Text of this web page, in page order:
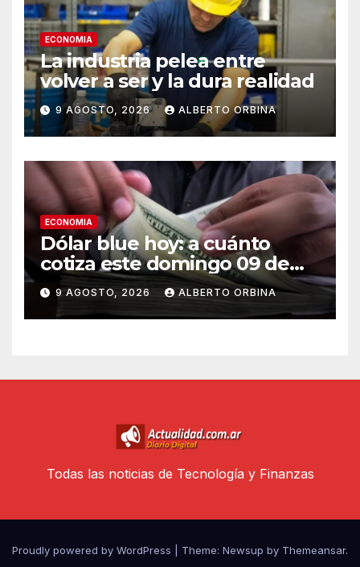
ECONOMIA
La industria pelea entre
volver a ser y la dura realidad
9 AGOSTO, 2026 ALBERTO ORBINA
ECONOMIA
Dólar blue hoy: a cuánto
cotiza este domingo 09 de
agosto
9 AGOSTO, 2026 ALBERTO ORBINA
Todas las noticias de Tecnología y Finanzas
Proudly powered by WordPress Theme: Newsup by Themeansar.